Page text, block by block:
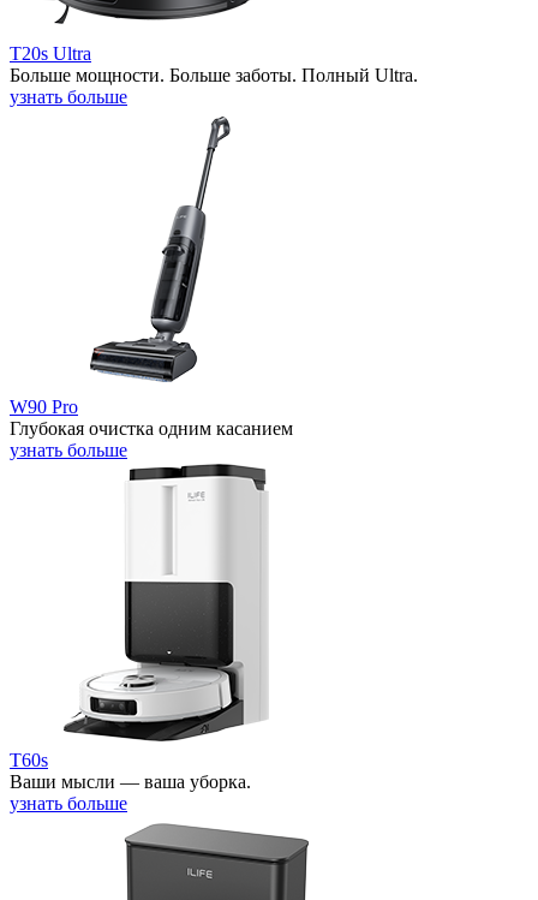
T20s Ultra
Больше мощности. Больше заботы. Полный Ultra.
узнать больше
W90 Pro
Глубокая очистка одним касанием
узнать больше
T60s
Ваши мысли — ваша уборка.
узнать больше